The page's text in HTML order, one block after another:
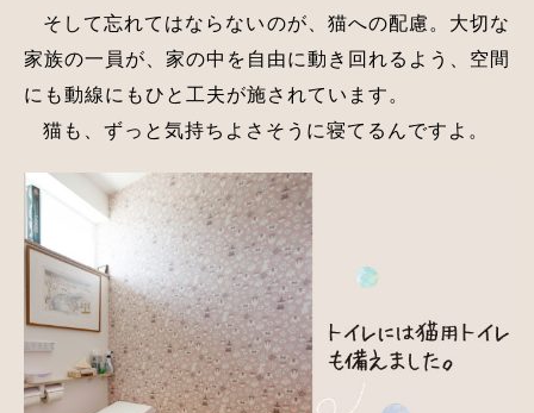
そして忘れてはならないのが、猫への配慮。大切な
家族の一員が、家の中を自由に動き回れるよう、空間
にも動線にもひと工夫が施されています。
猫も、ずっと気持ちよさそうに寝てるんですよ。